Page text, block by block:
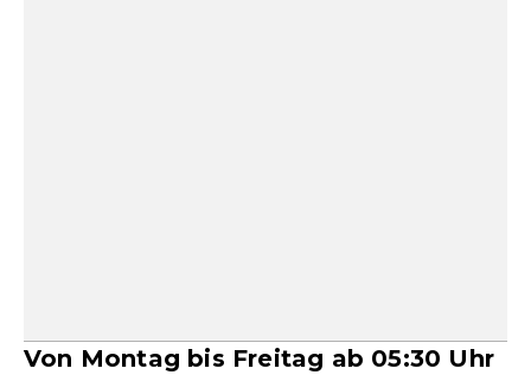
Von Montag bis Freitag ab 05:30 Uhr